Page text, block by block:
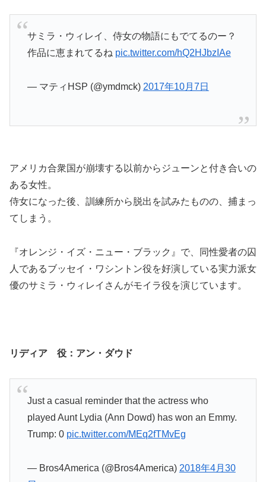
サミラ・ウィレイ、侍女の物語にもでてるのー？
作品に恵まれてるね pic.twitter.com/hQ2HJbzIAe
— マティHSP (@ymdmck) 2017年10月7日
アメリカ合衆国が崩壊する以前からジューンと付き合いの
ある女性。
侍女になった後、訓練所から脱出を試みたものの、捕まっ
てしまう。
『オレンジ・イズ・ニュー・ブラック』で、同性愛者の囚
人であるブッセイ・ワシントン役を好演している実力派女
優のサミラ・ウィレイさんがモイラ役を演じています。
リディア 役： アン・ダウド
Just a casual reminder that the actress who
played Aunt Lydia (Ann Dowd) has won an Emmy.
Trump: 0 pic.twitter.com/MEq2fTMvEg
— Bros4America (@Bros4America) 2018年4月30